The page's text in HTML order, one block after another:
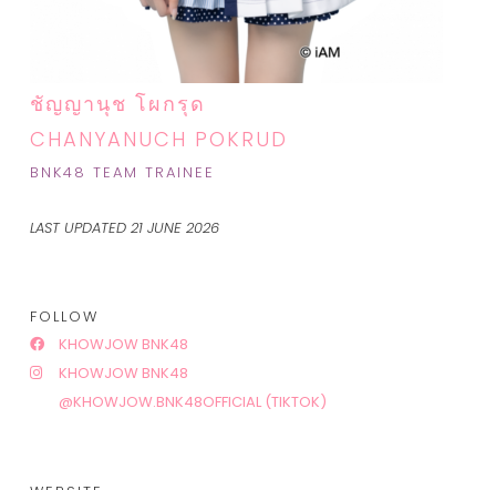
ชัญญานุช โผกรุด
CHANYANUCH POKRUD
BNK48 TEAM TRAINEE
LAST UPDATED 21 JUNE 2026
FOLLOW
KHOWJOW BNK48
KHOWJOW BNK48
@KHOWJOW.BNK48OFFICIAL (TIKTOK)